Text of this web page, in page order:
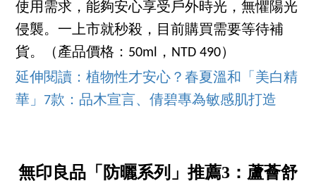
使用需求，能夠安心享受戶外時光，無懼陽光
侵襲。一上市就秒殺，目前購買需要等待補
貨。（產品價格：50ml，NTD 490）
延伸閱讀：植物性才安心？春夏溫和「美白精
華」7款：品木宣言、倩碧專為敏感肌打造
無印良品「防曬系列」推薦3：蘆薈舒